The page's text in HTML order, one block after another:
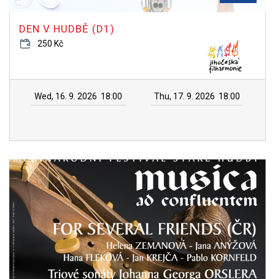
DEN V HUDBĚ (D1)
250 Kč
Wed, 16. 9. 2026 18:00 Thu, 17. 9. 2026 18:00